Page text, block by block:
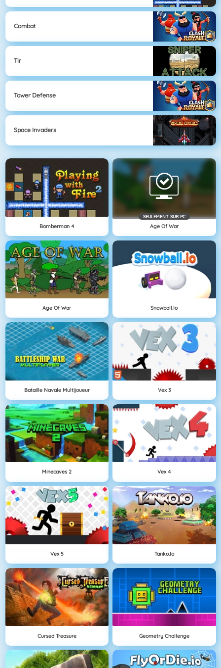
Combat
Tir
Tower Defense
Space Invaders
Bomberman 4
SEULEMENT SUR PC
Age Of War
Age Of War Snowball.io
Bataille Navale Multijoueur Vex 3
Minecaves 2 Vex 4
Vex 5 Tanko.io
Cursed Treasure Geometry Challenge